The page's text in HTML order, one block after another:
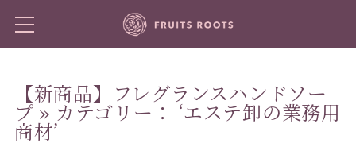
【新商品】フレグランスハンドソー
プ» カテゴリー： ‘エステ卸の業務用
商材’